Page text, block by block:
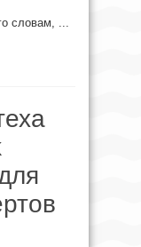
словам, ...